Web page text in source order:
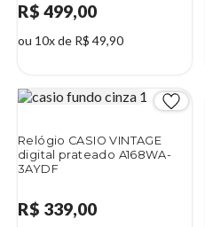
R$ 499,00
ou 10x de R$ 49,90
Relógio CASIO VINTAGE
digital prateado A168WA-
3AYDF
R$ 339,00